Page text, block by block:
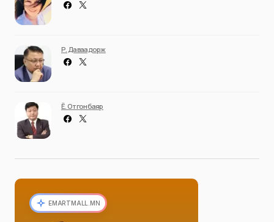
Р. Даваадорж
Ё. Отгонбаяр
EMARTMALL.MN